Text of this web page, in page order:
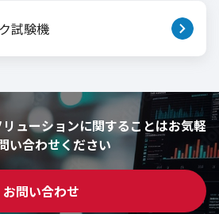
試験機
ューションに関することはお気軽
い合わせください
お問い合わせ